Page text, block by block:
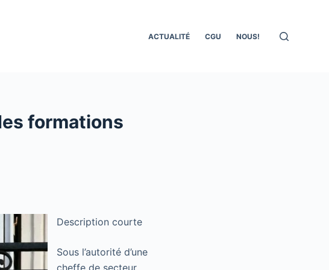
ACTUALITÉ CGU NOUS!
formations
Description courte
Sous l’autorité d’une
cheffe de secteur,